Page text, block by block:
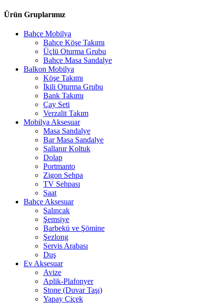
Ürün Gruplarımız
Bahçe Mobilya
Bahçe Köşe Takımı
Üçlü Oturma Grubu
Bahçe Masa Sandalye
Balkon Mobilya
Köşe Takımı
İkili Oturma Grubu
Bank Takımı
Çay Seti
Verzalit Takım
Mobilya Aksesuar
Masa Sandalye
Bar Masa Sandalye
Sallanır Koltuk
Dolap
Portmanto
Zigon Sehpa
TV Sehpası
Saat
Bahçe Aksesuar
Salıncak
Şemsiye
Barbekü ve Şömine
Şezlong
Servis Arabası
Duş
Ev Aksesuar
Avize
Aplik-Plafonyer
Stone (Duvar Taşı)
Yapay Çiçek